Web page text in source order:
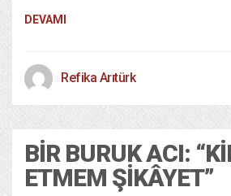
DEVAMI
Refika Arıtürk
BIR BURUK ACI:
ETMEM ŞIKÂYET”